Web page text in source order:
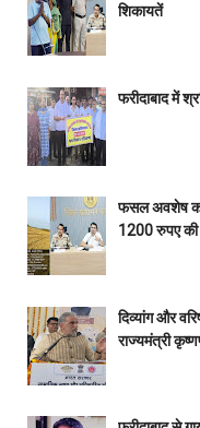
शिकायतें
फरीदाबाद में
फसल अवशेष का
1200 रुपए की
दिव्यांग और
राज्यमंत्री